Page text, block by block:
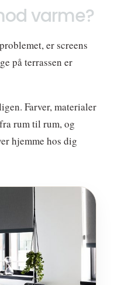
varme?
er screens
på terrassen er
Farver, materialer
rum til rum, og
hjemme hos dig